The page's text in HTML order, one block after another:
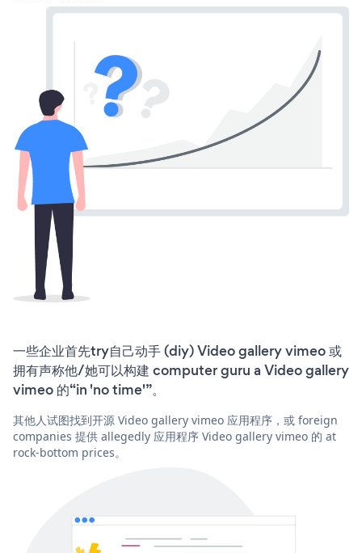
一些企业首先try自己动手 (diy) Video gallery vimeo 或
拥有声称他/她可以构建 computer guru a Video gallery
vimeo 的“in 'no time'”。
其他人试图找到开源 Video gallery vimeo 应用程序，或 foreign
companies 提供 allegedly 应用程序 Video gallery vimeo 的 at
rock-bottom prices。